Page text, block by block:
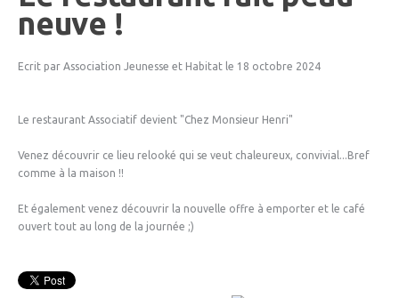
neuve !
Ecrit par Association Jeunesse et Habitat le 18 octobre 2024
Le restaurant Associatif devient "Chez Monsieur Henri"
Venez découvrir ce lieu relooké qui se veut chaleureux, convivial...Bref
comme à la maison !!
Et également venez découvrir la nouvelle offre à emporter et le café
ouvert tout au long de la journée ;)